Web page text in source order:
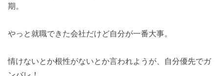
期。
やっと就職できた会社だけど自分が一番大事。
情けないとか根性がないとか言われようが、自分優先でガ